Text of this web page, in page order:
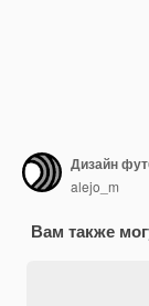
alejo_m
Вам также